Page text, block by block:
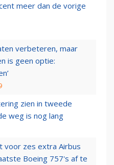
meer dan de vorige
verbeteren, maar
is geen optie:
zien in tweede
weg is nog lang
voor zes extra Airbus
Boeing 757's af te